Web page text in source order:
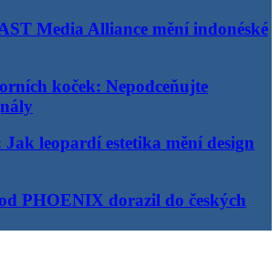
Media Alliance mění indonéské
koček: Nepodceňujte
leopardí estetika mění design
PHOENIX dorazil do českých